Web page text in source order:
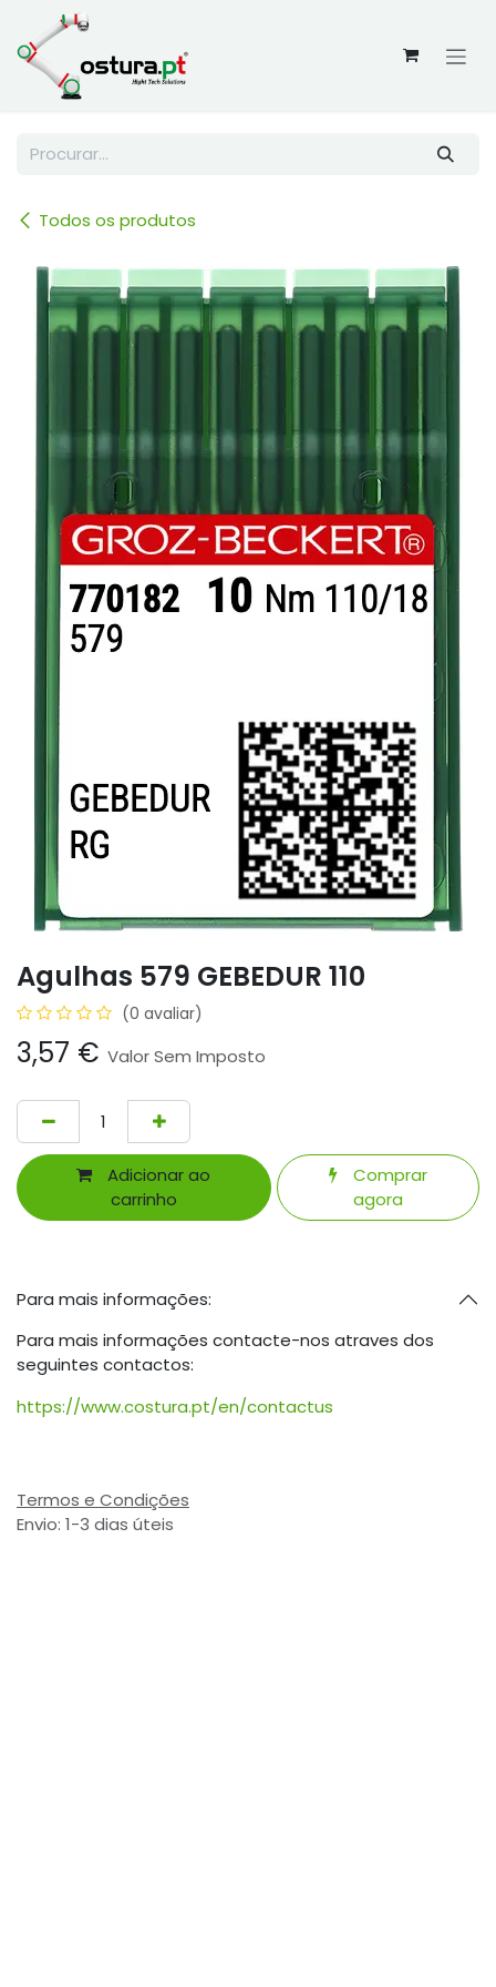
Skip to Content
Todos os produtos
Agulhas 579 GEBEDUR 110
(0 avaliar)
3,57 € Valor Sem Imposto
Adicionar ao
carrinho
Comprar
agora
Para mais informações:
Para mais informações contacte-nos atraves dos
seguintes contactos:
https://www.costura.pt/en/contactus
Termos e Condições
Envio: 1-3 dias úteis